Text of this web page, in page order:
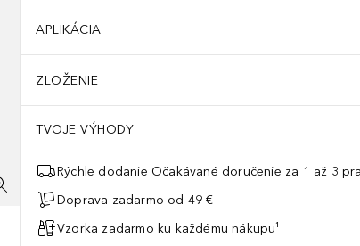
APLIKÁCIA
ZLOŽENIE
TVOJE VÝHODY
Rýchle dodanie Očakávané doručenie za 1 až 3
Doprava zadarmo od 49 €
Vzorka zadarmo ku každému nákupu¹